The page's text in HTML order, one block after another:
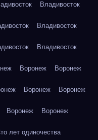
Владивосток
Владивосток
Владивосток
Воронеж Воронеж
Воронеж Воронеж
Воронеж Воронеж
лет одиночества